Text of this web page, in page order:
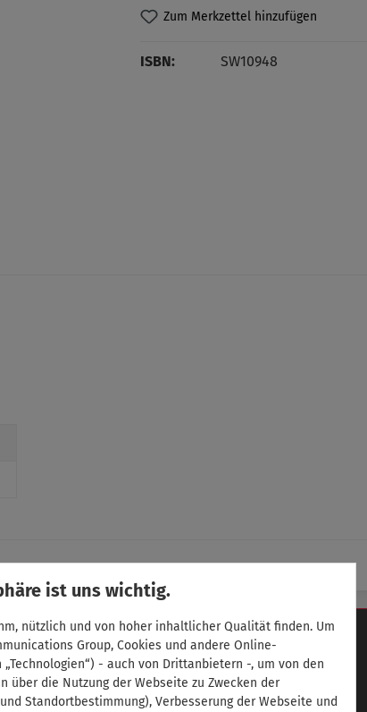
Zum Merkzettel hinzufügen
ISBN: SW10948
Informationen
Über uns
Ansprechpartner
ist uns wichtig.
nützlich und von hoher inhaltlicher Qualität finden. Um
Group, Cookies und andere Online-
- auch von Drittanbietern -, um von den
die Nutzung der Webseite zu Zwecken der
Standortbestimmung), Verbesserung der Webseite und